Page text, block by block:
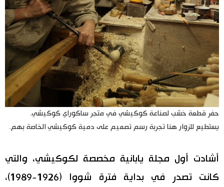
حفر قطعة خشب لصناعة كوكيشي في متجر ساكوراي كوكيشي.
يستطيع للزوار هنا تجربة رسم تصميم على دمية كوكيشي الخاصة بهم.
أشادت أول مجلة يابانية مخصصة لكوكيشي، والتي
كانت تصدر في بداية فترة شووا (1926-1989)،